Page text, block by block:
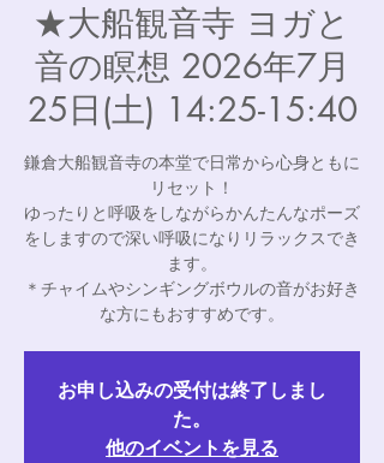
★大船観音寺 ヨガと
音の瞑想 2026年7月
25日(土) 14:25-15:40
鎌倉大船観音寺の本堂で日常から心身ともに
リセット！
ゆったりと呼吸をしながらかんたんなポーズ
をしますので深い呼吸になりリラックスでき
ます。
＊チャイムやシンギングボウルの音がお好き
な方にもおすすめです。
お申し込みの受付は終了しまし
た。
他のイベントを見る